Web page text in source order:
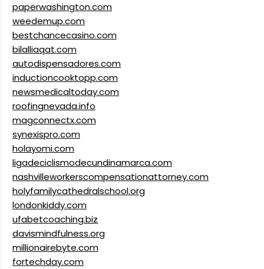
paperwashington.com
weedemup.com
bestchancecasino.com
bilalliaqat.com
autodispensadores.com
inductioncooktopp.com
newsmedicaltoday.com
roofingnevada.info
magconnectx.com
synexispro.com
holayomi.com
ligadeciclismodecundinamarca.com
nashvilleworkerscompensationattorney.com
holyfamilycathedralschool.org
londonkiddy.com
ufabetcoaching.biz
davismindfulness.org
millionairebyte.com
fortechday.com